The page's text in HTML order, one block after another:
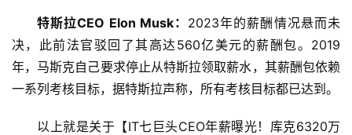
特斯拉CEO Elon Musk： 2023年的薪酬情况悬而未
决，此前法官驳回了其高达560亿美元的薪酬包。2019
年，马斯克自己要求停止从特斯拉领取薪水，其薪酬包依赖
一系列考核目标，据特斯拉声称，所有考核目标都已达到。
以上就是关于【IT七巨头CEO年薪曝光！库克6320万